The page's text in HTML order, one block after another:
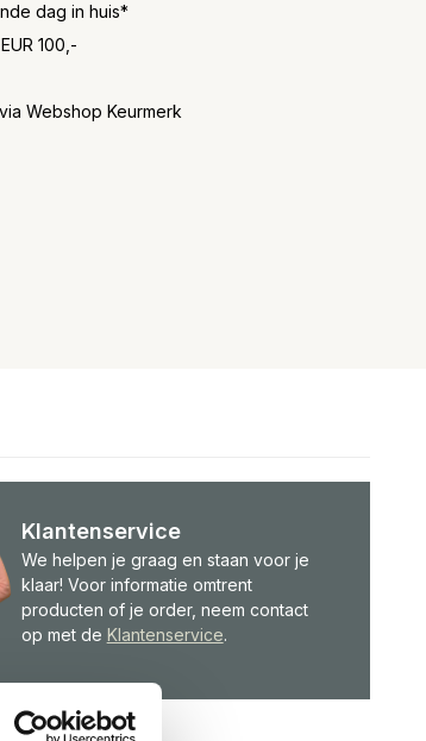
dag in huis*
100,-
via Webshop Keurmerk
Klantenservice
We helpen je graag en staan voor je
klaar! Voor informatie omtrent
producten of je order, neem contact
op met de Klantenservice.